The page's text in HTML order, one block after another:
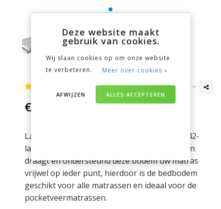
€179,00
Lattenbodem Sensaflex 42 heeft maar liefst 42-
lats. Door de kleine ruimte tussen de 42 latten
draagt en ondersteund deze bodem uw matras
vrijwel op ieder punt, hierdoor is de bedbodem
geschikt voor alle matrassen en ideaal voor de
pocketveermatrassen.
Deze website maakt
gebruik van cookies.
Wij slaan cookies op om onze website
te verbeteren.
Meer over cookies »
ALLES ACCEPTEREN
AFWIJZEN